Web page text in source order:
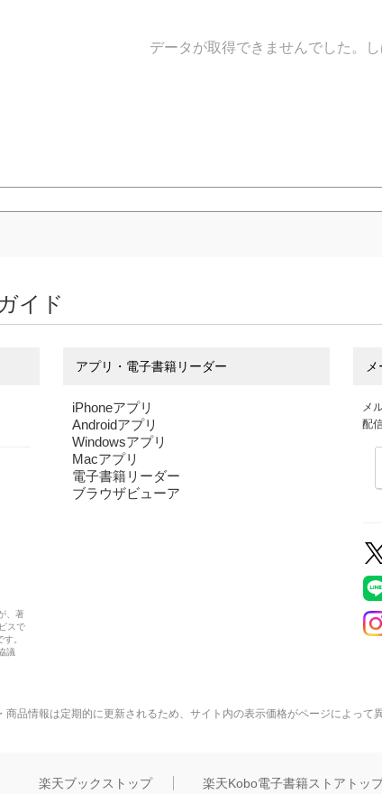
データが取得できませんでした。
イド
、著
スで
。
議
アプリ・電子書籍リーダー
iPhoneアプリ
Androidアプリ
Windowsアプリ
Macアプリ
電子書籍リーダー
ブラウザビューア
メ
配
商品情報は定期的に更新されるため、サイト内の表示価格がページによって
楽天ブックストップ 楽天Kobo電子書籍ストアトッ